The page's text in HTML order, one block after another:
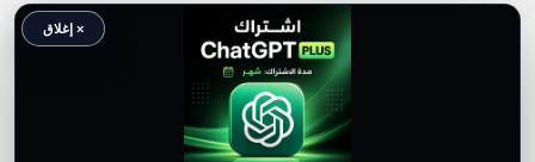
× إغلاق